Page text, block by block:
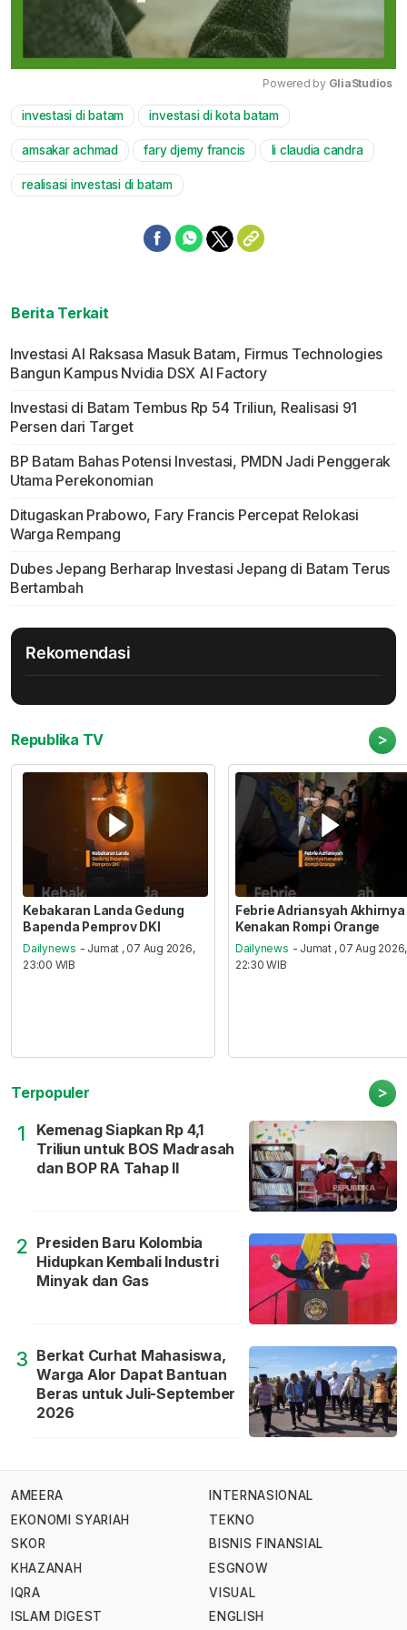
Powered by GliaStudios
investasi di batam investasi di kota batam
amsakar achmad fary djemy francis li claudia candra
realisasi investasi di batam
Berita Terkait
Investasi AI Raksasa Masuk Batam, Firmus Technologies
Bangun Kampus Nvidia DSX AI Factory
Investasi di Batam Tembus Rp 54 Triliun, Realisasi 91
Persen dari Target
BP Batam Bahas Potensi Investasi, PMDN Jadi Penggerak
Utama Perekonomian
Ditugaskan Prabowo, Fary Francis Percepat Relokasi
Warga Rempang
Dubes Jepang Berharap Investasi Jepang di Batam Terus
Bertambah
Rekomendasi
Republika TV >
Kebakaran Landa Gedung
Bapenda Pemprov DKI
Dailynews - Jumat , 07 Aug 2026,
23:00 WIB
Febrie Adriansyah Akhirnya
Kenakan Rompi Orange
Dailynews - Jumat , 07 Aug 2026,
22:30 WIB
Terpopuler >
1
Kemenag Siapkan Rp 4,1
Triliun untuk BOS Madrasah
dan BOP RA Tahap II
2 Presiden Baru Kolombia
Hidupkan Kembali Industri
Minyak dan Gas
3 Berkat Curhat Mahasiswa,
Warga Alor Dapat Bantuan
Beras untuk Juli-September
2026
AMEERA
EKONOMI SYARIAH
SKOR
KHAZANAH
IQRA
ISLAM DIGEST
INTERNASIONAL
TEKNO
BISNIS FINANSIAL
ESGNOW
VISUAL
ENGLISH